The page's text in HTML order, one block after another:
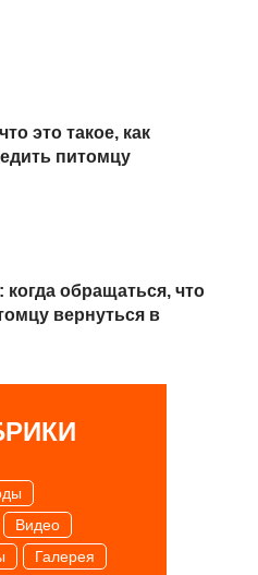
это такое, как
питомцу
обращаться, что
вернуться в
Видео
Галерея